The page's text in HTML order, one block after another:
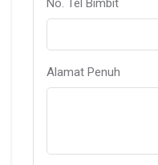
No. Tel Bimbit
Alamat Penuh